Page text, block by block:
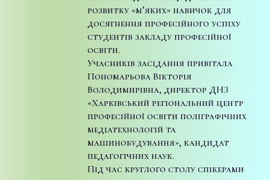
розвитку «м’яких» навичок для
досягнення професійного успіху
студентів закладу професійної
освіти.
Учасників засідання привітала
Пономарьова Вікторія
Володимирівна, директор ДНЗ
«Харківський регіональний центр
професійної освіти поліграфічних
медіатехнологій та
машинобудування», кандидат
педагогічних наук.
Під час круглого столу спікерами